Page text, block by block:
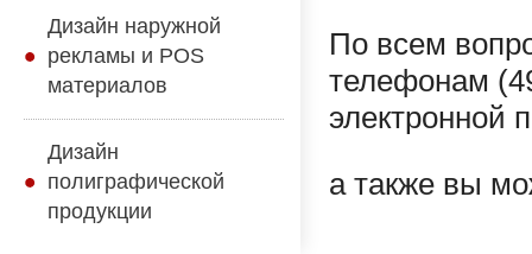
Дизайн наружной
рекламы и POS
материалов
Дизайн
полиграфической
продукции
По всем
телефонам
электронной
а также вы